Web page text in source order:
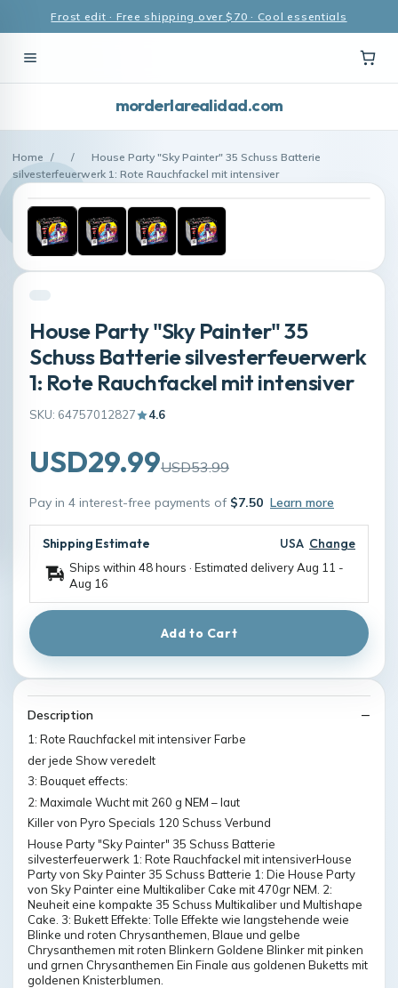
Frost edit · Free shipping over $70 · Cool essentials
morderlarealidad.com
Home / /
House Party "Sky Painter" 35 Schuss Batterie
silvesterfeuerwerk 1: Rote Rauchfackel mit intensiver
House Party "Sky Painter" 35
Schuss Batterie silvesterfeuerwerk
1: Rote Rauchfackel mit intensiver
SKU: 64757012827 4.6
USD29.99USD53.99
Pay in 4 interest-free payments of $7.50 Learn more
Shipping Estimate USA Change
Ships within 48 hours · Estimated deliveryAug 11 -
Aug 16
Add to Cart
Description
1: Rote Rauchfackel mit intensiver Farbe
der jede Show veredelt
3: Bouquet effects:
2: Maximale Wucht mit 260 g NEM – laut
Killer von Pyro Specials 120 Schuss Verbund
House Party "Sky Painter" 35 Schuss Batterie
silvesterfeuerwerk 1: Rote Rauchfackel mit intensiverHouse
Party von Sky Painter 35 Schuss Batterie 1: Die House Party
von Sky Painter eine Multikaliber Cake mit 470gr NEM. 2:
Neuheit eine kompakte 35 Schuss Multikaliber und Multishape
Cake. 3: Bukett Effekte: Tolle Effekte wie langstehende weie
Blinke und roten Chrysanthemen, Blaue und gelbe
Chrysanthemen mit roten Blinkern Goldene Blinker mit pinken
und grnen Chrysanthemen Ein Finale aus goldenen Buketts mit
goldenen Knisterblumen.